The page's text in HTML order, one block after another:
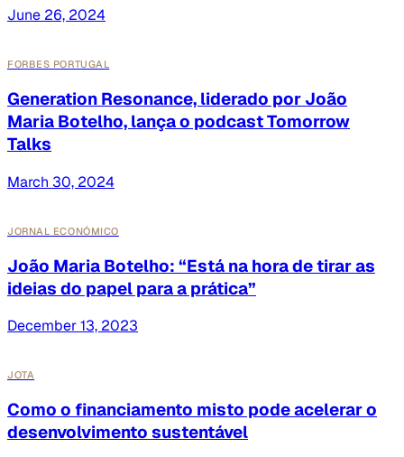
June 26, 2024
FORBES PORTUGAL
Generation Resonance, liderado por João
Maria Botelho, lança o podcast Tomorrow
Talks
March 30, 2024
JORNAL ECONÓMICO
João Maria Botelho: “Está na hora de tirar as
ideias do papel para a prática”
December 13, 2023
JOTA
Como o financiamento misto pode acelerar o
desenvolvimento sustentável